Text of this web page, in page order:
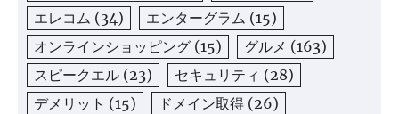
エレコム (34) エンターグラム (15)
オンラインショッピング (15) グルメ (163)
スピークエル (23) セキュリティ (28)
デメリット (15) ドメイン取得 (26)